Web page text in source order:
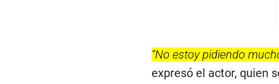
“No estoy pidiendo
expresó el actor, quien